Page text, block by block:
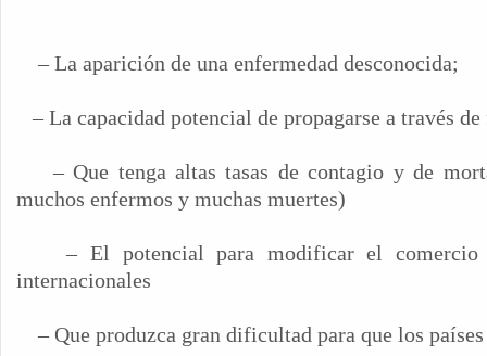
– La aparición de una enfermedad desconocida;
– La capacidad potencial de propagarse a través
– Que tenga altas tasas de contagio y de
muchos enfermos y muchas muertes)
– El potencial para modificar el
internacionales
– Que produzca gran dificultad para que los